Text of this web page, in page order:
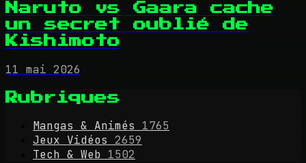
Naruto vs Gaara cache
un secret oublié de
Kishimoto
11 mai 2026
Rubriques
Mangas & Animés
1765
Jeux Vidéos
2659
Tech & Web 1502